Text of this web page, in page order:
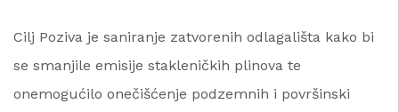
Cilj Poziva je saniranje zatvorenih odlagališta kako bi
se smanjile emisije stakleničkih plinova te
onemogućilo onečišćenje podzemnih i površinski